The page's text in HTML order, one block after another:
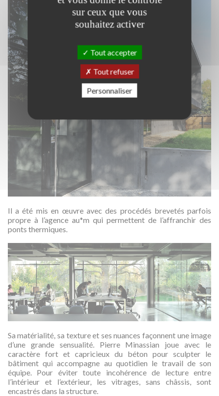
Il a été mis en œuvre avec des procédés brevetés parfois
propre à l’agence au*m qui permettent de l’affranchir des
ponts thermiques.
Sa matérialité, sa texture et ses nuances façonnent une image
d’une grande sensualité. Pierre Minassian joue avec le
caractère fort et capricieux du béton pour sculpter le
bâtiment qui accompagne au quotidien le travail de son
équipe. Pour éviter toute incohérence de lecture entre
l’intérieur et l’extérieur, les vitrages, sans châssis, sont
encastrés dans la structure.
sur ceux que vous
souhaitez activer
Tout accepter
Tout refuser
Personnaliser